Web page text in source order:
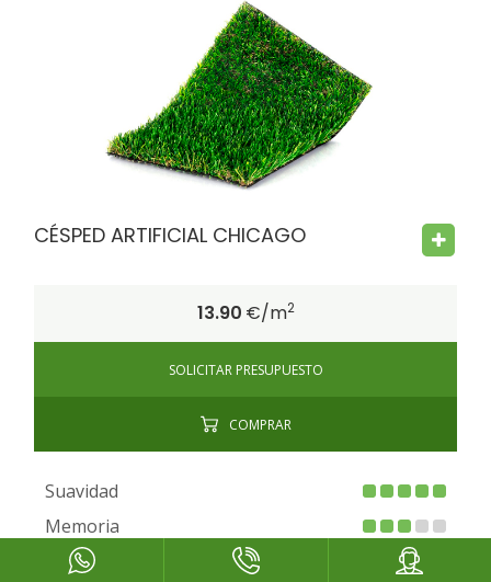
FIRE PROOF CHILD SAFE BACTERIA FREE
CÉSPED ARTIFICIAL CHICAGO
13.90 €/m2
SOLICITAR PRESUPUESTO
COMPRAR
Suavidad
Memoria
Drenaje